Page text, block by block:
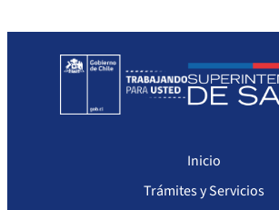
Inicio
Trámites y Servicios